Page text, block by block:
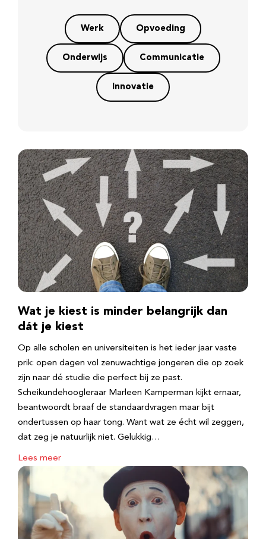
Werk Opvoeding
Onderwijs Communicatie
Innovatie
Wat je kiest is minder belangrijk dan
dát je kiest
Op alle scholen en universiteiten is het ieder jaar vaste
prik: open dagen vol zenuwachtige jongeren die op zoek
zijn naar dé studie die perfect bij ze past.
Scheikundehoogleraar Marleen Kamperman kijkt ernaar,
beantwoordt braaf de standaardvragen maar bijt
ondertussen op haar tong. Want wat ze écht wil zeggen,
dat zeg je natuurlijk niet. Gelukkig…
Lees meer